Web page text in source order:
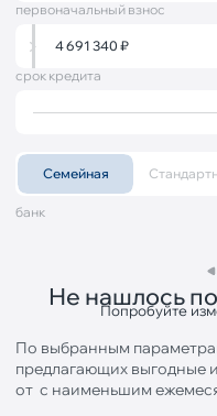
первоначальный взнос
4 691 340 ₽
срок кредита
По выбранным
предлагающих выгодные
от с наименьшим
Семейная
банк
Не нашлось
Попробуйте